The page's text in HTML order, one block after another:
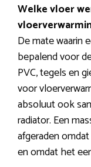
Welke vloer
De mate waarin
bepalend voor
PVC, tegels en
voor
absoluut ook
radiator. Een
afgeraden
en omdat het